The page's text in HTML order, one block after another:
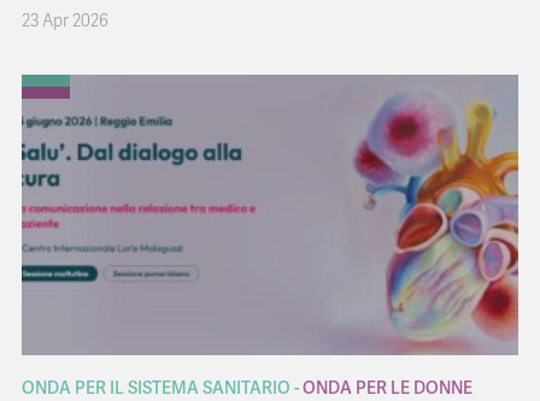
23 Apr 2026
ONDA PER IL SISTEMA SANITARIO ONDA PER LE DONNE